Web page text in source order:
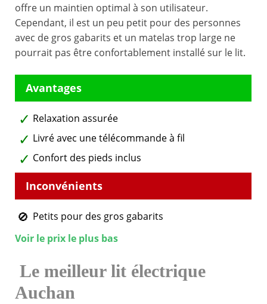
offre un maintien optimal à son utilisateur.
Cependant, il est un peu petit pour des personnes
avec de gros gabarits et un matelas trop large ne
pourrait pas être confortablement installé sur le lit.
Relaxation assurée
Livré avec une télécommande à fil
Confort des pieds inclus
Petits pour des gros gabarits
Voir le prix le plus bas
Le meilleur lit électrique
Auchan